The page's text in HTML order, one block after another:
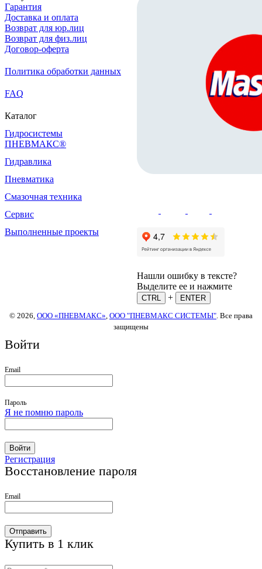
Гарантия
Доставка и оплата
Возврат для юр.лиц
Возврат для физ.лиц
Договор-оферта
Политика обработки данных
FAQ
Каталог
Гидросистемы
ПНЕВМАКС®
Гидравлика
Пневматика
Смазочная техника
Сервис
Выполненные проекты
Нашли ошибку в тексте?
Выделите ее и нажмите
CTRL +
ENTER
© 2026, ООО «ПНЕВМАКС» ООО "ПНЕВМАКС СИСТЕМЫ" . Все права
защищены
Войти
Email
Пароль
Я не помню пароль
Войти
Регистрация
Восстановление пароля
Email
Отправить
Купить в 1 клик